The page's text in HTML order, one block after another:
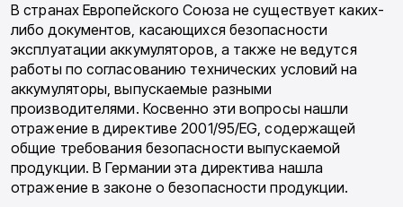
В странах Европейского Союза не существу­ет каких-
либо документов, касающихся безо­пасности
эксплуатации аккумуляторов, а так­же не ведутся
работы по согласованию техни­ческих условий на
аккумуляторы, выпускае­мые разными
производителями. Косвенно эти вопросы нашли
отражение в директиве 2001/95/EG, содержащей
общие требования безопасности выпускаемой
продукции. В Гер­мании эта директива нашла
отражение в зако­не о безопасности продукции.